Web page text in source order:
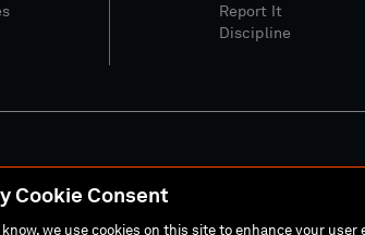
Report It
Discipline
Cookie Consent
we use cookies on this site to enhance your user